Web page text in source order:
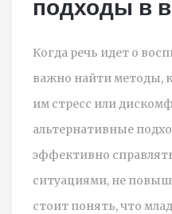
подходы в
Когда речь идет о
важно найти методы,
им стресс или
альтернативные
эффективно
ситуациями, не
стоит понять, что